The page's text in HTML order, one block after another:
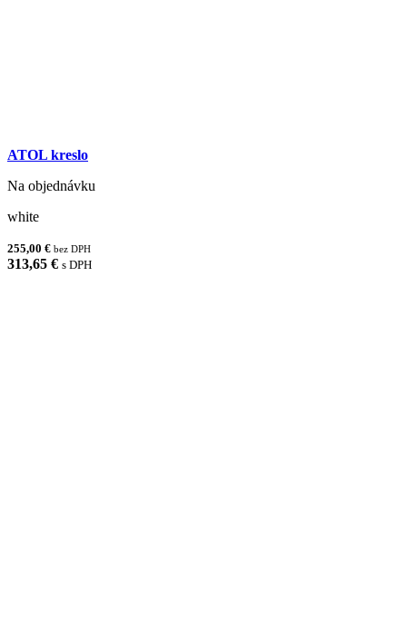
ATOL kreslo
Na objednávku
white
255,00 € bez DPH
313,65 € s DPH